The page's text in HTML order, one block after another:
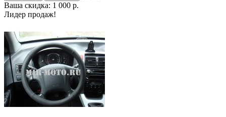
Ваша скидка: 1 000 р.
Лидер продаж!